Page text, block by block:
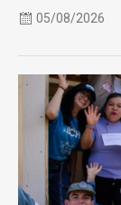
05/08/2026